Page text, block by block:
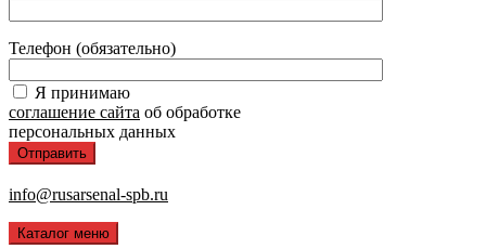
Телефон (обязательно)
Я принимаю
соглашение сайта об обработке
персональных данных
info@rusarsenal-spb.ru
Каталог меню